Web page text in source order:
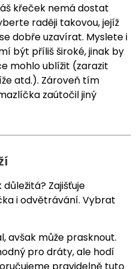
křeček nemá dostat
raději takovou, jejíž
dobře uzavírat. Myslete i
být příliš široké, jinak by
mohlo ublížit (zarazit
atd.). Zároveň tím
zaútočil jiný
Zajišťuje
i odvětrávání. Vybrat
avšak může prasknout.
pro dráty, ale hodí